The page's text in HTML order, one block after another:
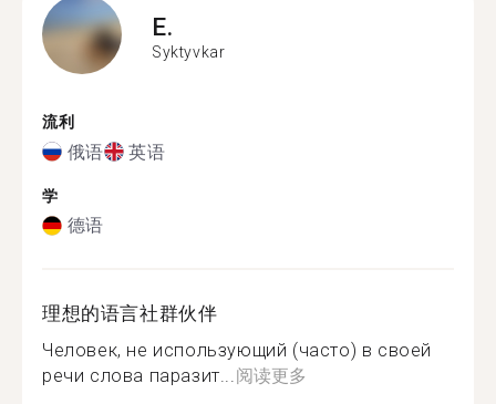
E.
Syktyvkar
流利
俄语 英语
学
德语
理想的语言社群伙伴
Человек, не использующий (часто) в своей
речи слова паразит...阅读更多